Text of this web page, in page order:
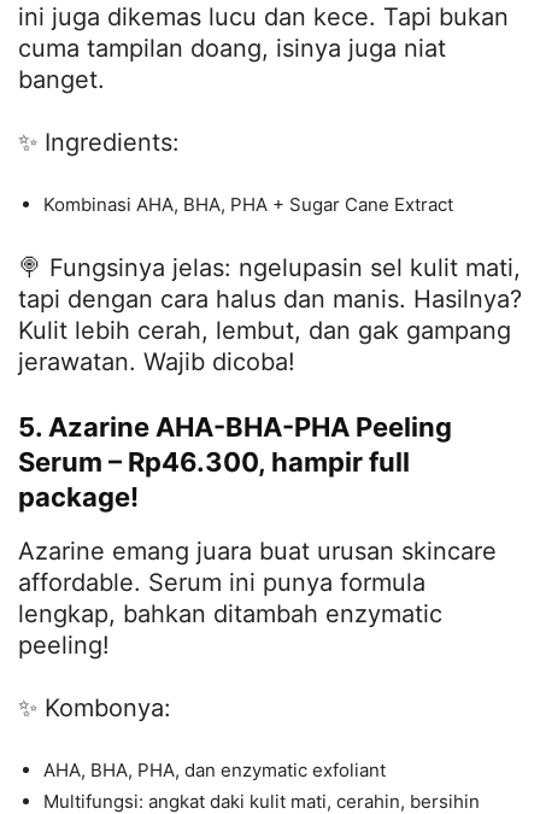
ini juga dikemas lucu dan kece. Tapi bukan
cuma tampilan doang, isinya juga niat
banget.
✨ Ingredients:
Kombinasi AHA, BHA, PHA + Sugar Cane Extract
🍭 Fungsinya jelas: ngelupasin sel kulit mati,
tapi dengan cara halus dan manis. Hasilnya?
Kulit lebih cerah, lembut, dan gak gampang
jerawatan. Wajib dicoba!
5. Azarine AHA-BHA-PHA Peeling
Serum – Rp46.300, hampir full
package!
Azarine emang juara buat urusan skincare
affordable. Serum ini punya formula
lengkap, bahkan ditambah enzymatic
peeling!
✨ Kombonya:
AHA, BHA, PHA, dan enzymatic exfoliant
Multifungsi: angkat daki kulit mati, cerahin, bersihin